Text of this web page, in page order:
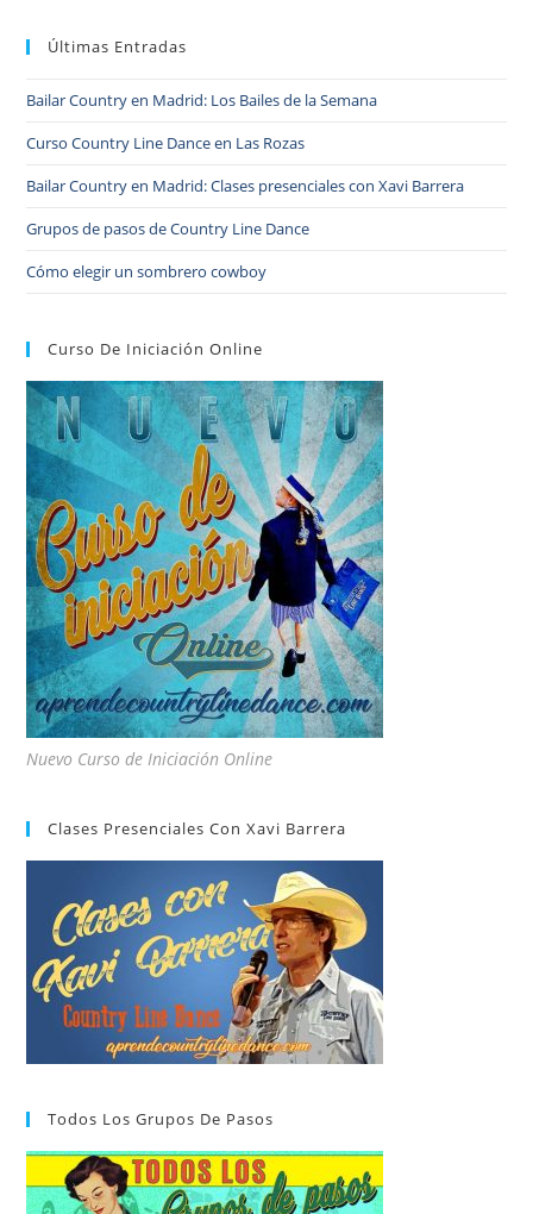
Últimas Entradas
Bailar Country en Madrid: Los Bailes de la Semana
Curso Country Line Dance en Las Rozas
Bailar Country en Madrid: Clases presenciales con Xavi Barrera
Grupos de pasos de Country Line Dance
Cómo elegir un sombrero cowboy
Curso De Iniciación Online
Nuevo Curso de Iniciación Online
Clases Presenciales Con Xavi Barrera
Todos Los Grupos De Pasos